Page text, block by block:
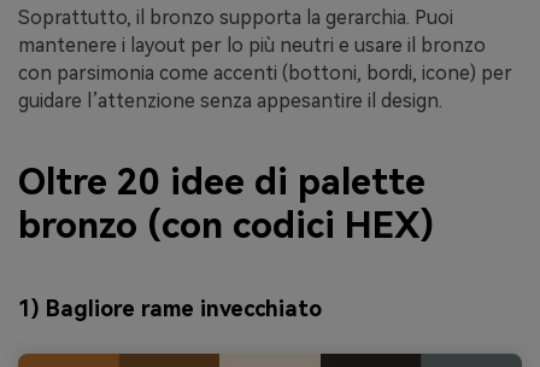
Soprattutto, il bronzo supporta la gerarchia. Puoi
mantenere i layout per lo più neutri e usare il bronzo
con parsimonia come accenti (bottoni, bordi, icone) per
guidare l’attenzione senza appesantire il design.
Oltre 20 idee di palette
bronzo (con codici HEX)
1) Bagliore rame invecchiato